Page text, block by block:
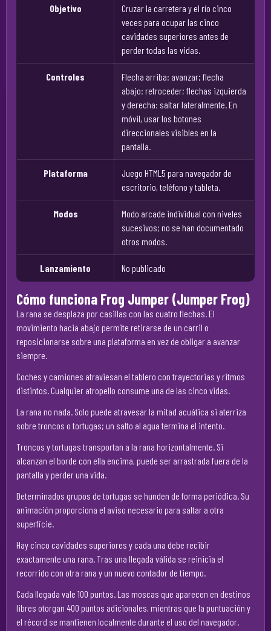
Objetivo
Cruzar la carretera y el río cinco
veces para ocupar las cinco
cavidades superiores antes de
perder todas las vidas.
Controles
Flecha arriba: avanzar; flecha
abajo: retroceder; flechas izquierda
y derecha: saltar lateralmente. En
móvil, usar los botones
direccionales visibles en la
pantalla.
Plataforma
Juego HTML5 para navegador de
escritorio, teléfono y tableta.
Modos
Modo arcade individual con niveles
sucesivos; no se han documentado
otros modos.
Lanzamiento No publicado
Cómo funciona Frog Jumper (Jumper Frog)
La rana se desplaza por casillas con las cuatro flechas. El
movimiento hacia abajo permite retirarse de un carril o
reposicionarse sobre una plataforma en vez de obligar a avanzar
siempre.
Coches y camiones atraviesan el tablero con trayectorias y ritmos
distintos. Cualquier atropello consume una de las cinco vidas.
La rana no nada. Solo puede atravesar la mitad acuática si aterriza
sobre troncos o tortugas; un salto al agua termina el intento.
Troncos y tortugas transportan a la rana horizontalmente. Si
alcanzan el borde con ella encima, puede ser arrastrada fuera de la
pantalla y perder una vida.
Determinados grupos de tortugas se hunden de forma periódica. Su
animación proporciona el aviso necesario para saltar a otra
superficie.
Hay cinco cavidades superiores y cada una debe recibir
exactamente una rana. Tras una llegada válida se reinicia el
recorrido con otra rana y un nuevo contador de tiempo.
Cada llegada vale 100 puntos. Las moscas que aparecen en destinos
libres otorgan 400 puntos adicionales, mientras que la puntuación y
el récord se mantienen localmente durante el uso del navegador.